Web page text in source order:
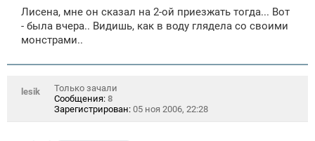
б
щ
н
е
Лисена, мне он сказал на 2-ой приезжать тогда... Вот
- была вчера.. Видишь, как в воду глядела со своими
монстрами..
lesik
Только зачали
Сообщения: 8
Зарегистрирован: 05 ноя 2006, 22:28